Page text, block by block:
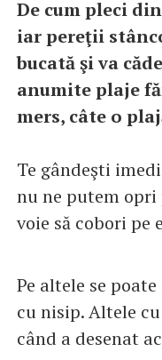
De cum pleci
iar pereţii
bucată şi va
anumite plaje
mers, câte o
Te gândeşti
nu ne putem opri
voie să cobori pe
Pe altele se
cu nisip. Altele
când a desenat